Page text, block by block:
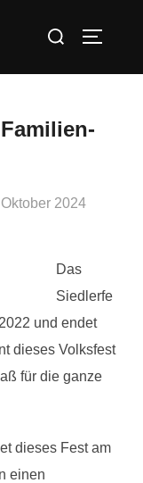
Suchen
2024
Das
Siedlerfe
und endet
dieses Volksfest
für die ganze
dieses Fest am
einen